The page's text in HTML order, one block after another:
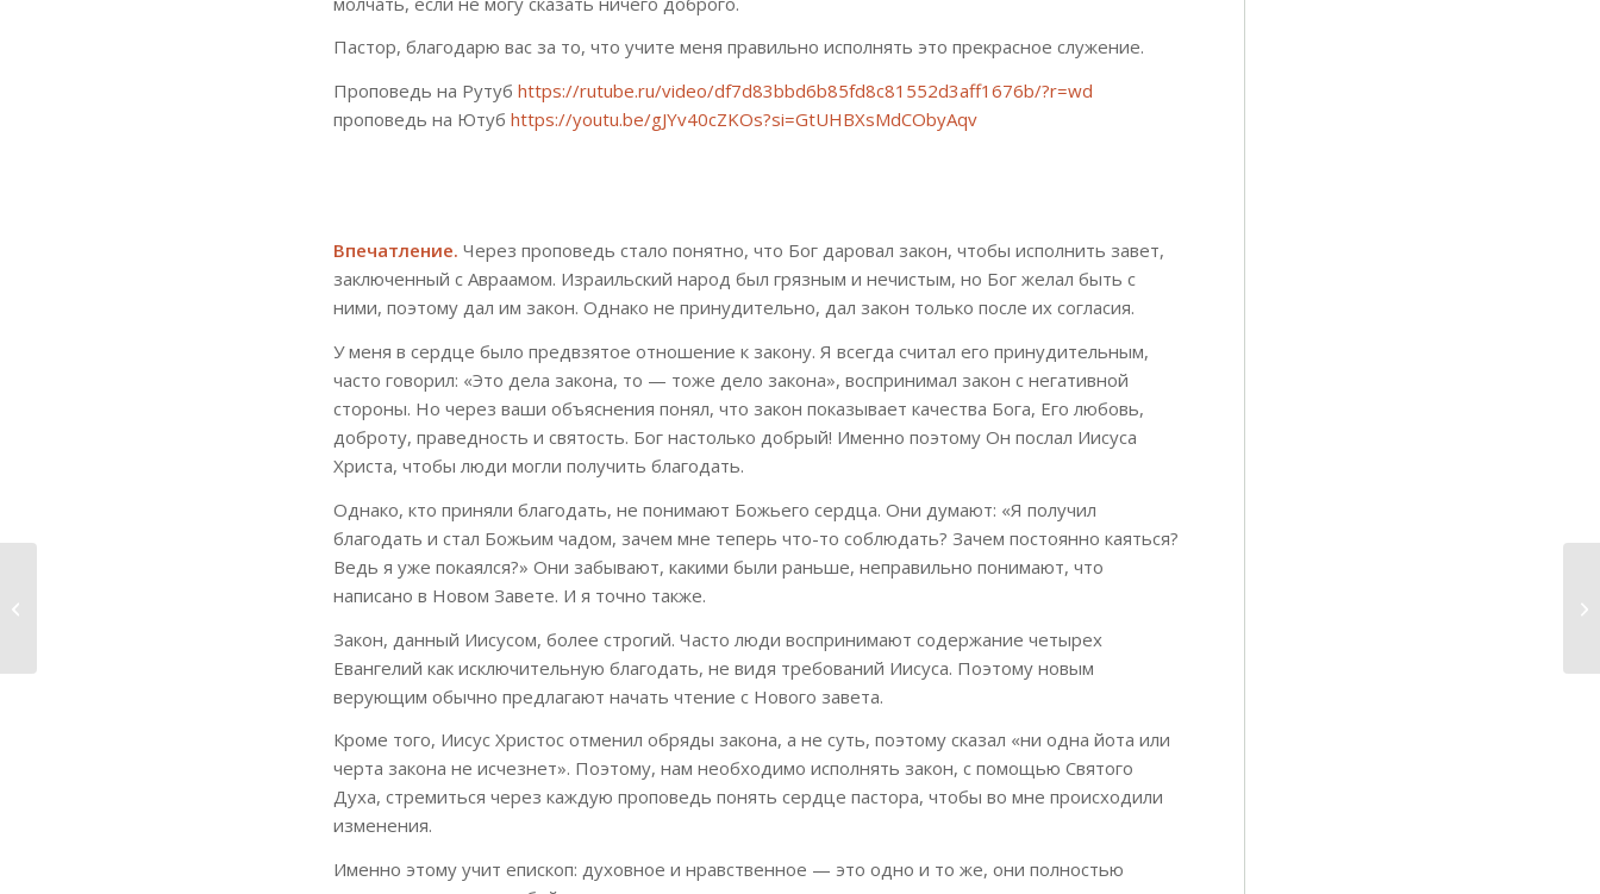
Пастор, благодарю вас за то, что учите меня правильно исполнять это прекрасное служение.
Проповедь на Рутуб https://rutube.ru/video/df7d83bbd6b85fd8c81552d3aff1676b/?r=wd
проповедь на Ютуб https://youtu.be/gJYv40cZKOs?si=GtUHBXsMdCObyAqv
Впечатление. Через проповедь стало понятно, что Бог даровал закон, чтобы исполнить завет,
заключенный с Авраамом. Израильский народ был грязным и нечистым, но Бог желал быть с
ними, поэтому дал им закон. Однако не принудительно, дал закон только после их согласия.
У меня в сердце было предвзятое отношение к закону. Я всегда считал его принудительным,
часто говорил: «Это дела закона, то — тоже дело закона», воспринимал закон с негативной
стороны. Но через ваши объяснения понял, что закон показывает качества Бога, Его любовь,
доброту, праведность и святость. Бог настолько добрый! Именно поэтому Он послал Иисуса
Христа, чтобы люди могли получить благодать.
Однако, кто приняли благодать, не понимают Божьего сердца. Они думают: «Я получил
благодать и стал Божьим чадом, зачем мне теперь что-то соблюдать? Зачем постоянно каяться?
Ведь я уже покаялся?» Они забывают, какими были раньше, неправильно понимают, что
написано в Новом Завете. И я точно также.
Закон, данный Иисусом, более строгий. Часто люди воспринимают содержание четырех
Евангелий как исключительную благодать, не видя требований Иисуса. Поэтому новым
верующим обычно предлагают начать чтение с Нового завета.
Кроме того, Иисус Христос отменил обряды закона, а не суть, поэтому сказал «ни одна йота или
черта закона не исчезнет». Поэтому, нам необходимо исполнять закон, с помощью Святого
Духа, стремиться через каждую проповедь понять сердце пастора, чтобы во мне происходили
изменения.
Именно этому учит епископ: духовное и нравственное — это одно и то же, они полностью